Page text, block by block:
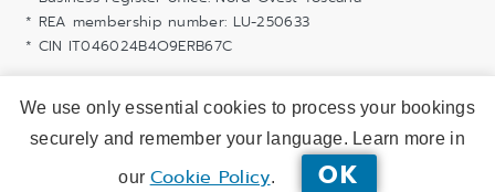
* REA membership number: LU-250633
* CIN IT046024B4O9ERB67C
We use only essential cookies to process your bookings
securely and remember your language. Learn more in
our Cookie Policy. OK